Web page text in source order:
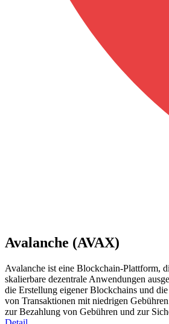
Avalanche (AVAX)
Avalanche ist eine Blockchain-Plattform,
skalierbare dezentrale Anwendungen
die Erstellung eigener Blockchains und
von Transaktionen mit niedrigen
zur Bezahlung von Gebühren und zur